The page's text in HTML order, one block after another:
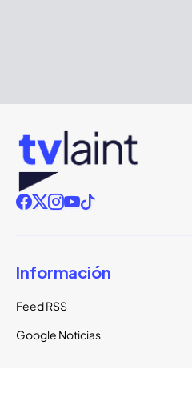
Información
Feed RSS
Google Noticias